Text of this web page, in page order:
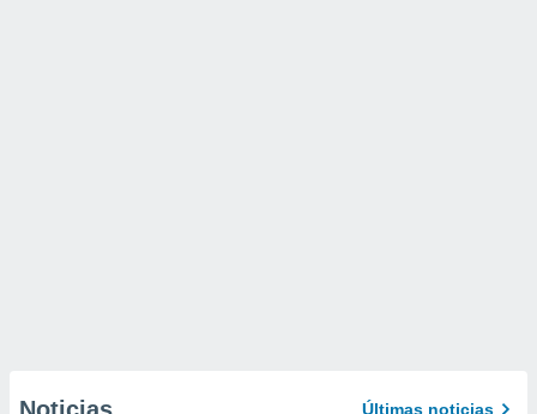
Últimas noticias